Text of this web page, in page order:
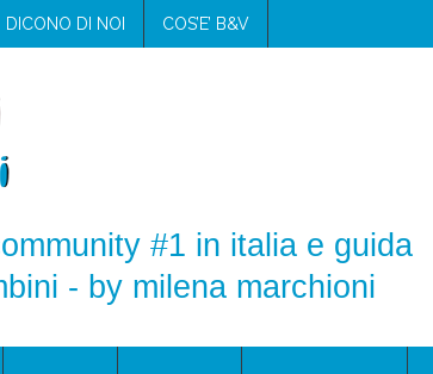
DICONO DI NOI COS’E’ B&V
#1 in italia e guida
- by milena marchioni